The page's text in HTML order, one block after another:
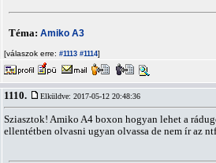
Téma: Amiko A3
[válaszok erre: #1113 #1114]
1110. Elküldve: 2017-05-12 20:48:36
Sziasztok! Amiko A4 boxon hogyan lehet a
ellentétben olvasni ugyan olvassa de nem ír az